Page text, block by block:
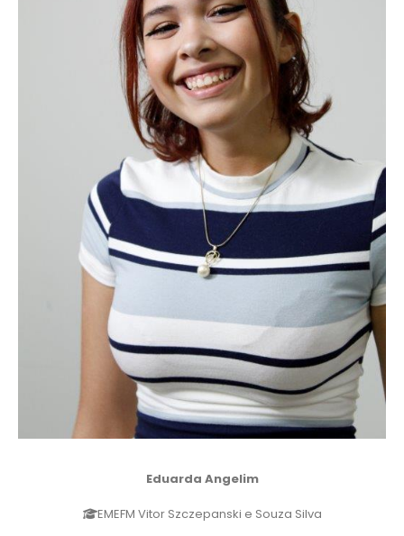
Eduarda Angelim
EMEFM Vitor Szczepanski e Souza Silva